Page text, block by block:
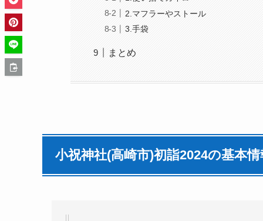
2.マフラーやストール
3.手袋
まとめ
小祝神社(高崎市)初詣2024の基本